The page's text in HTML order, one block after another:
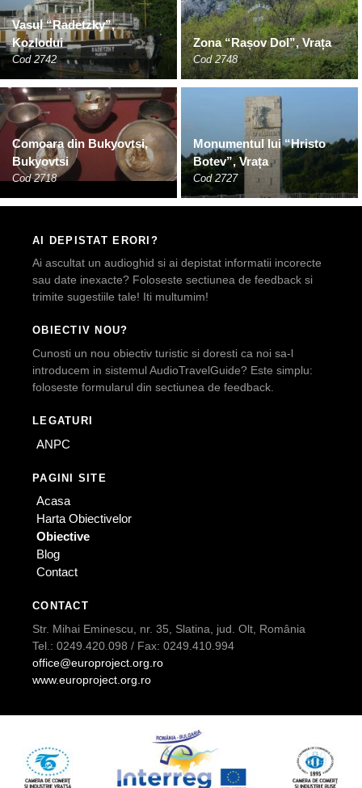
Vasul “Radetzky”,
Kozlodui
Cod 2742
Zona “Rașov Dol”, Vrața
Cod 2748
Comoara din Bukyovtsi,
Bukyovtsi
Cod 2718
Monumentul lui “Hristo
Botev”, Vrața
Cod 2727
AI DEPISTAT ERORI?
Ai ascultat un audioghid si ai depistat informatii incorecte
sau date inexacte? Foloseste sectiunea de feedback si
trimite sugestiile tale! Iti multumim!
OBIECTIV NOU?
Cunosti un nou obiectiv turistic si doresti ca noi sa-l
introducem in sistemul AudioTravelGuide? Este simplu:
foloseste formularul din sectiunea de feedback.
LEGATURI
ANPC
PAGINI SITE
Acasa
Harta Obiectivelor
Obiective
Blog
Contact
CONTACT
Str. Mihai Eminescu, nr. 35, Slatina, jud. Olt, România
Tel.: 0249.420.098 / Fax: 0249.410.994
office@europroject.org.ro
www.europroject.org.ro